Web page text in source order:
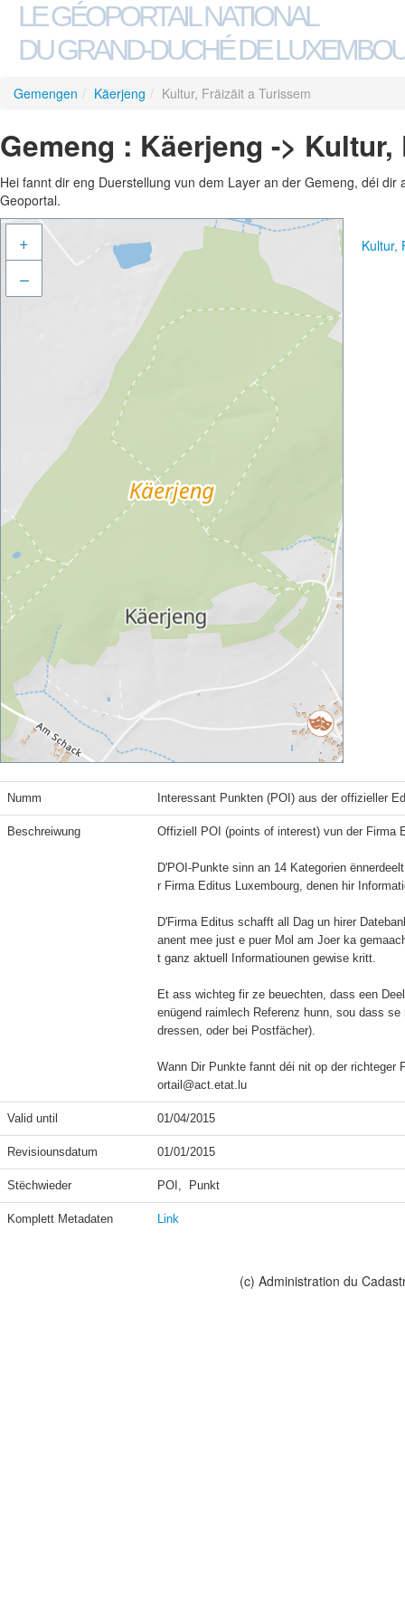
LE GÉOPORTAIL NATIONAL
DU GRAND-DUCHÉ DE
Gemengen / Käerjeng / Kultur, Fräizäit a Turissem
Gemeng : Käerjeng ->
Hei fannt dir eng Duerstellung vun dem Layer an der Gemeng, déi
Geoportal.
+
–
Kultur,
Numm Interessant Punkten (POI) aus der offizieller
Beschreiwung Offiziell POI (points of interest) vun der Firma
D'POI-Punkte sinn an 14 Kategorien
r Firma Editus Luxembourg, denen hir
D'Firma Editus schafft all Dag un hirer
anent mee just e puer Mol am Joer ka
t ganz aktuell Informatiounen gewise kritt.
Et ass wichteg fir ze beuechten, dass een
enügend raimlech Referenz hunn, sou dass
dressen, oder bei Postfächer).
Wann Dir Punkte fannt déi nit op der
ortail@act.etat.lu
Valid until 01/04/2015
Revisiounsdatum 01/01/2015
Stëchwieder POI,  Punkt
Komplett Metadaten Link
(c) Administration du